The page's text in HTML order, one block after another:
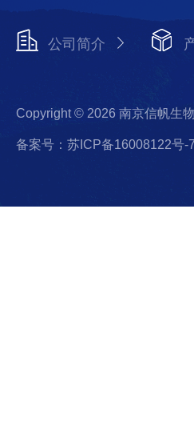
公司简介
Copyright © 2026 南京信帆生
备案号：苏ICP备16008122号-7